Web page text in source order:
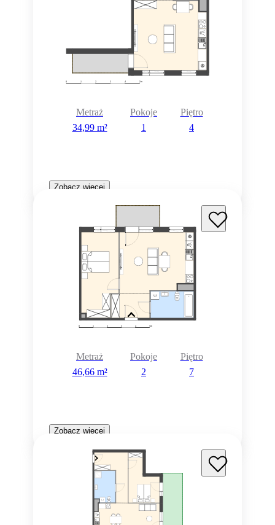
Metraż
34,99 m²
Pokoje
1
Piętro
4
Zobacz więcej
Metraż
46,66 m²
Pokoje
2
Piętro
7
Zobacz więcej